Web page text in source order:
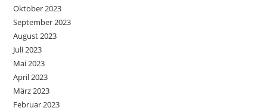
Oktober 2023
September 2023
August 2023
Juli 2023
Mai 2023
April 2023
März 2023
Februar 2023